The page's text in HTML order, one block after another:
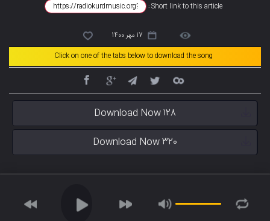
Short link to this article :
17 مهر 1400
Click on one of the tabs below to download the song
Download Now 128
Download Now 320